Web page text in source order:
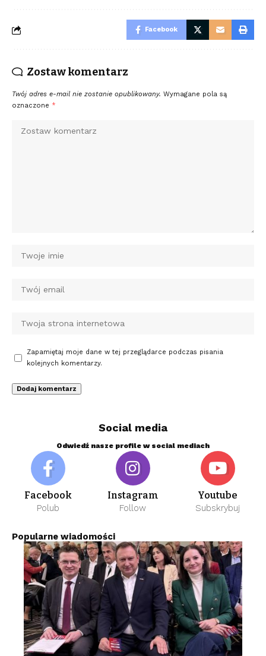
Facebook
Zostaw komentarz
Twój adres e-mail nie zostanie opublikowany. Wymagane pola są
oznaczone *
Zapamiętaj moje dane w tej przeglądarce podczas pisania
kolejnych komentarzy.
Social media
Odwiedź nasze profile w social mediach
Facebook
Polub
Instagram
Follow
Youtube
Subskrybuj
Popularne wiadomości